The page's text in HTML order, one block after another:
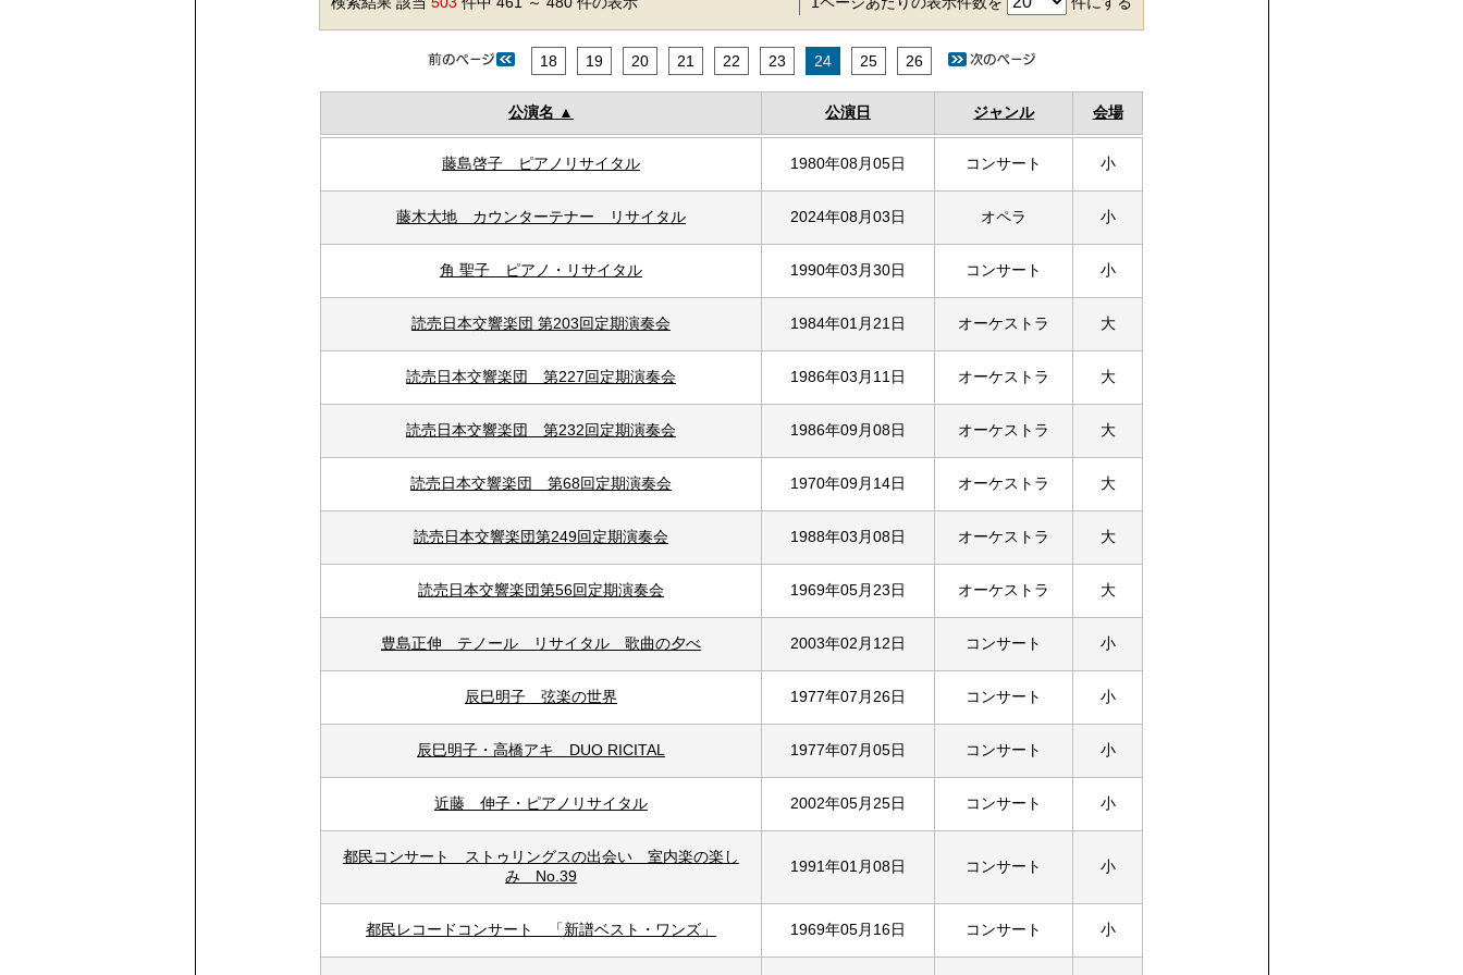
18 19 20 21 22 23 24 25 26
公演名 公演日 ジャンル 会場
藤島啓子 ピアノリサイタル 1980年08月05日 コンサート 小
藤木大地 カウンターテナー リサイタル 2024年08月03日 オペラ 小
角 聖子 ピアノ・リサイタル 1990年03月30日 コンサート 小
読売日本交響楽団 第203回定期演奏会 1984年01月21日 オーケストラ 大
読売日本交響楽団 第227回定期演奏会 1986年03月11日 オーケストラ 大
読売日本交響楽団 第232回定期演奏会 1986年09月08日 オーケストラ 大
読売日本交響楽団 第68回定期演奏会 1970年09月14日 オーケストラ 大
読売日本交響楽団第249回定期演奏会 1988年03月08日 オーケストラ 大
読売日本交響楽団第56回定期演奏会 1969年05月23日 オーケストラ 大
豊島正伸 テノール リサイタル 歌曲の夕べ 2003年02月12日 コンサート 小
辰巳明子 弦楽の世界 1977年07月26日 コンサート 小
辰巳明子・高橋アキ DUO RICITAL 1977年07月05日 コンサート 小
近藤 伸子・ピアノリサイタル 2002年05月25日 コンサート 小
都民コンサート ストゥリングスの出会い 室内楽の楽し
み No.39
1991年01月08日 コンサート 小
都民レコードコンサート 「新譜ベスト・ワンズ」 1969年05月16日 コンサート 小